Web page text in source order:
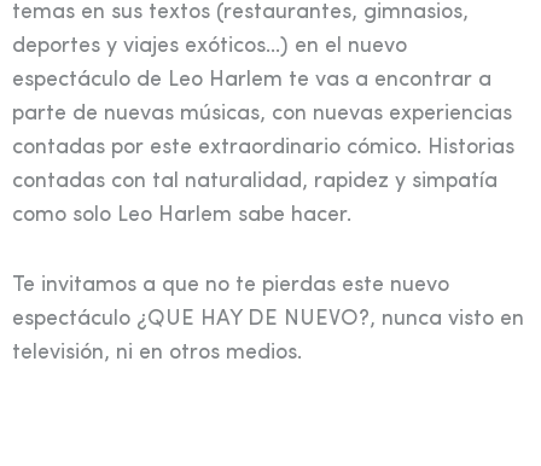
temas en sus textos (restaurantes, gimnasios,
deportes y viajes exóticos…) en el nuevo
espectáculo de Leo Harlem te vas a encontrar a
parte de nuevas músicas, con nuevas experiencias
contadas por este extraordinario cómico. Historias
contadas con tal naturalidad, rapidez y simpatía
como solo Leo Harlem sabe hacer.
Te invitamos a que no te pierdas este nuevo
espectáculo ¿QUE HAY DE NUEVO?, nunca visto en
televisión, ni en otros medios.